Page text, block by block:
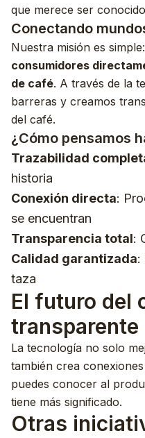
que merece ser
Conectando
Nuestra misión es simple:
consumidores
de café. A través de la
barreras y creamos
del café.
¿Cómo pensamos
Trazabilidad
historia
Conexión directa:
se encuentran
Transparencia total:
Calidad garantizada:
taza
El futuro del
transparente
La tecnología no solo
también crea
puedes conocer al
tiene más significado.
Otras